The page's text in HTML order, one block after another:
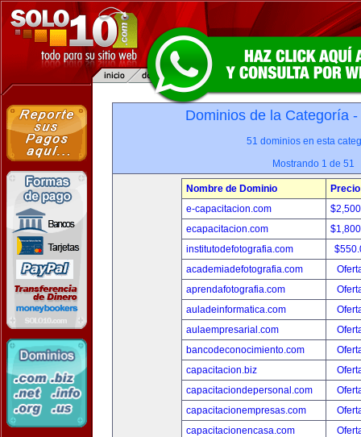
Dominios de la Categoría -
51 dominios en esta
Mostrando 1 de 51
Nombre de Dominio
Precio
e-capacitacion.com
ecapacitacion.com
institutodefotografia.com
academiadefotografia.com
aprendafotografia.com
auladeinformatica.com
aulaempresarial.com
bancodeconocimiento.com
capacitacion.biz
capacitaciondepersonal.com
capacitacionempresas.com
capacitacionencasa.com